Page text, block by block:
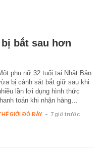
bắt sau hơn
phụ nữ 32 tuổi tại Nhật Bản
bị cảnh sát bắt giữ sau khi
lần lợi dụng hình thức
toán khi nhận hàng…
GIỚI ĐÓ ĐÂY - 7 giờ trước